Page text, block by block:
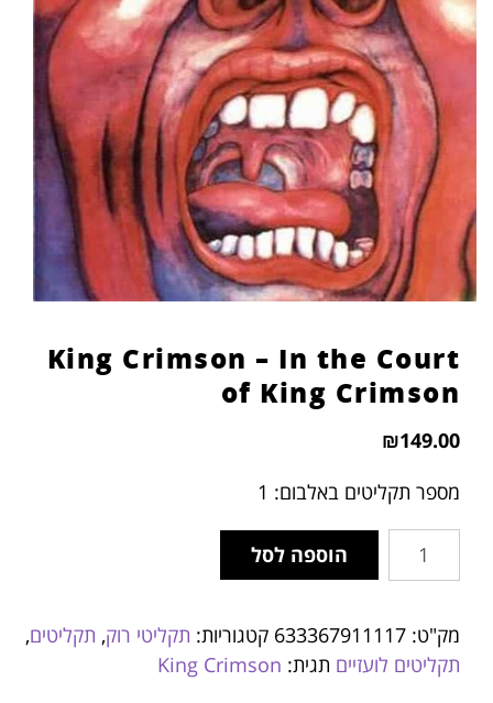
format_underlined הוסף קו תחתון לקישורים
סמן קישורים
לאפס
את
כל
האפשרויות
cached
King Crimson – In the Court
of King Crimson
₪149.00
מספר תקליטים באלבום: 1
הוספה לסל
מק"ט: 633367911117 קטגוריות: תקליטי רוק, תקליטים,
תקליטים לועזיים תגית: King Crimson